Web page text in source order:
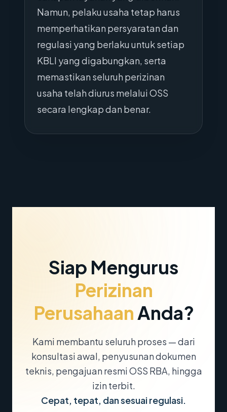
Namun, pelaku usaha tetap harus
memperhatikan persyaratan dan
regulasi yang berlaku untuk setiap
KBLI yang digabungkan, serta
memastikan seluruh perizinan
usaha telah diurus melalui OSS
secara lengkap dan benar.
Siap Mengurus
Perizinan
PerusahaanAnda?
Kami membantu seluruh proses — dari
konsultasi awal, penyusunan dokumen
teknis, pengajuan resmi OSS RBA, hingga
izin terbit.
Cepat, tepat, dan sesuai regulasi.